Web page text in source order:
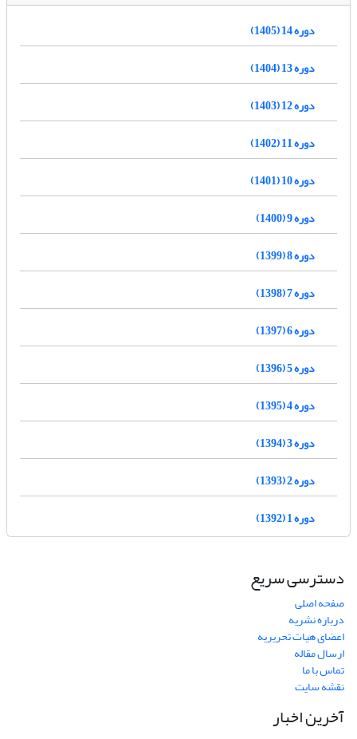
دوره 14 (1405)
دوره 13 (1404)
دوره 12 (1403)
دوره 11 (1402)
دوره 10 (1401)
دوره 9 (1400)
دوره 8 (1399)
دوره 7 (1398)
دوره 6 (1397)
دوره 5 (1396)
دوره 4 (1395)
دوره 3 (1394)
دوره 2 (1393)
دوره 1 (1392)
دسترسی سریع
صفحه اصلی
درباره نشریه
اعضای هیات تحریریه
ارسال مقاله
تماس با ما
نقشه سایت
آخرین اخبار